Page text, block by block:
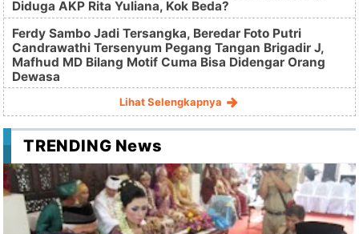
Diduga AKP Rita Yuliana, Kok Beda?
Ferdy Sambo Jadi Tersangka, Beredar Foto Putri
Candrawathi Tersenyum Pegang Tangan Brigadir J,
Mafhud MD Bilang Motif Cuma Bisa Didengar Orang
Dewasa
Lihat Selengkapnya
TRENDING News